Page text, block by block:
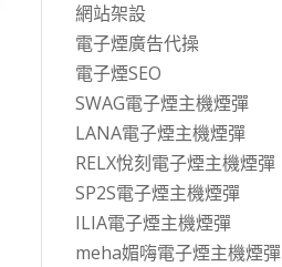
網站架設
電子煙廣告代操
電子煙SEO
SWAG電子煙主機煙彈
LANA電子煙主機煙彈
RELX悅刻電子煙主機煙彈
SP2S電子煙主機煙彈
ILIA電子煙主機煙彈
meha媚嗨電子煙主機煙彈